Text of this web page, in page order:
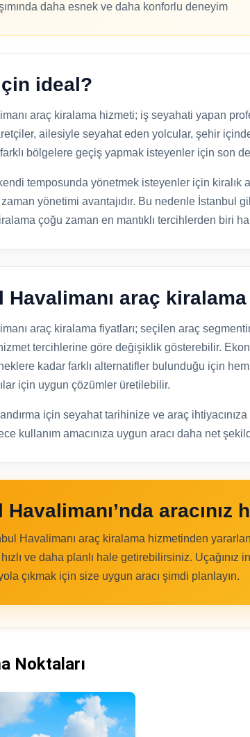
daha esnek ve daha konforlu deneyim
ideal?
araç kiralama hizmeti; iş seyahati yapan
ailesiyle seyahat eden yolcular, şehir
farklı bölgelere geçiş yapmak isteyenler için son
temposunda yönetmek isteyenler için kiralık
yönetimi avantajıdır. Bu nedenle İstanbul
çoğu zaman en mantıklı tercihlerden biri
Havalimanı araç kiralama
araç kiralama fiyatları; seçilen araç
tercihlerine göre değişiklik gösterebilir.
kadar farklı alternatifler bulunduğu için
için uygun çözümler üretilebilir.
için seyahat tarihinize ve araç ihtiyacınıza
kullanım amacınıza uygun aracı daha net
aracınız
Havalimanı araç kiralama hizmetinden
ve daha planlı hale getirebilirsiniz. Uçağınız
çıkmak için size uygun aracı şimdi planlayın.
Noktaları